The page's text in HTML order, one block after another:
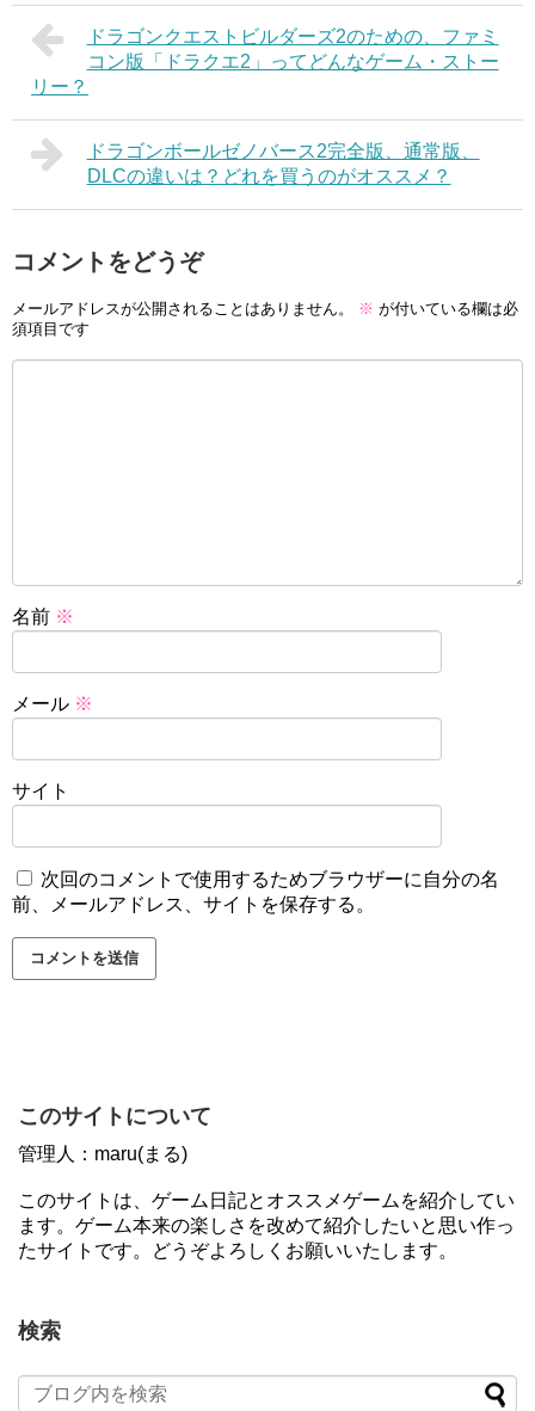
ドラゴンクエストビルダーズ2のための、ファミ
コン版「ドラクエ2」ってどんなゲーム・ストー
リー？
ドラゴンボールゼノバース2完全版、通常版、
DLCの違いは？どれを買うのがオススメ？
コメントをどうぞ
メールアドレスが公開されることはありません。 ※ が付いている欄は必
須項目です
名前 ※
メール ※
サイト
次回のコメントで使用するためブラウザーに自分の名
前、メールアドレス、サイトを保存する。
このサイトについて
管理人：maru(まる)
このサイトは、ゲーム日記とオススメゲームを紹介してい
ます。ゲーム本来の楽しさを改めて紹介したいと思い作っ
たサイトです。どうぞよろしくお願いいたします。
検索